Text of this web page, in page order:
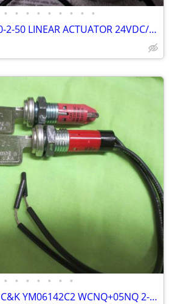
• • • • • • • • •
DUFF-NORTON LT100-2-50 LINEAR ACTUATOR 24VDC/2A 1.9”STROKE 112Lb>LOAD
• • • • • • •
2 KEYLOCK SWITCHs C&K YM06142C2 WCNQ+05NQ 2-Pos SPST 2A/250AC 4A/125AC